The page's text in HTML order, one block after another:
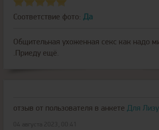
Соответствие фото: Да
Общительная ухоженная секс как надо
.Приеду ещё.
отзыв от пользователя в анкете Для